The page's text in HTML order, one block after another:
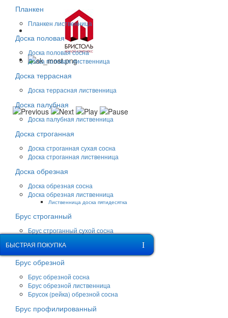
Планкен
Планкен лиственница
Доска половая
Доска половая сосна
Доска половая лиственница
Доска террасная
Доска террасная лиственница
Доска палубная
Доска палубная лиственница
Доска строганная
Доска строганная сухая сосна
Доска строганная лиственница
Доска обрезная
Доска обрезная сосна
Доска обрезная лиственница
Лиственница доска пятидесятка
Брус строганный
Брус строганный сухой сосна
Брусок строганный сосна
Брус обрезной
Брус обрезной сосна
Брус обрезной лиственница
Брусок (рейка) обрезной сосна
Брус профилированный
ОБРАТНЫЙ ЗВОНОК
БЫСТРАЯ ПОКУПКА